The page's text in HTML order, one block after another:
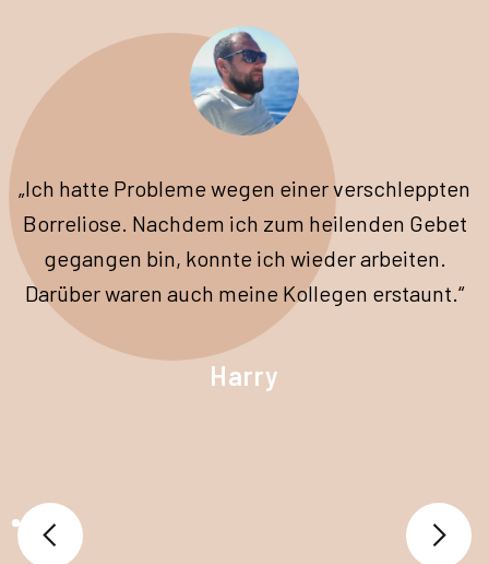
„Ich hatte Probleme wegen einer verschleppten
Borreliose. Nachdem ich zum heilenden Gebet
gegangen bin, konnte ich wieder arbeiten.
Darüber waren auch meine Kollegen erstaunt.“
Harry